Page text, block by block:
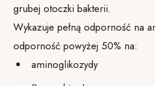
grubej otoczki bakterii.
Wykazuje pełną odporność na
odporność powyżej 50% na:
aminoglikozydy